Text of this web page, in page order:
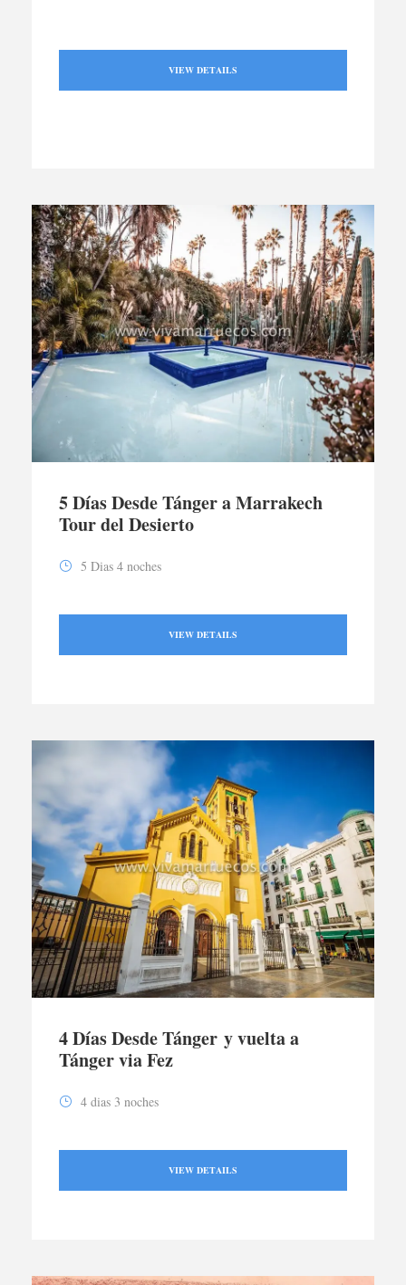
VIEW DETAILS
5 Días Desde Tánger a Marrakech
Tour del Desierto
5 Dias 4 noches
VIEW DETAILS
4 Días Desde Tánger y vuelta a
Tánger via Fez
4 dias 3 noches
VIEW DETAILS